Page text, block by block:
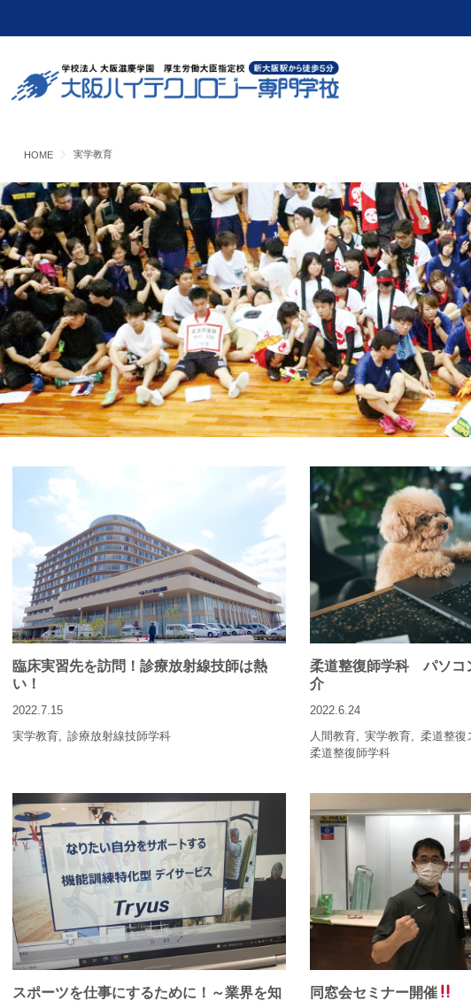
HOME 実学教育
臨床実習先を訪問！診療放射線技師は熱
い！
2022.7.15
実学教育
診療放射線技師学科
柔道整復師学科 パソコ
介
2022.6.24
人間教育
実学教育
柔道整復
柔道整復師学科
スポーツを仕事にするために！～業界を知
同窓会セミナー開催